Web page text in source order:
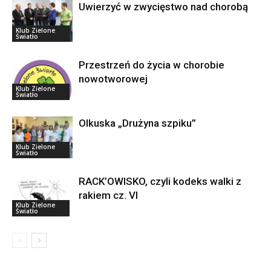
Klub Zielone
Światło
Uwierzyć w zwycięstwo nad chorobą
Klub Zielone
Światło
Przestrzeń do życia w chorobie
nowotworowej
Klub Zielone
Światło
Olkuska „Drużyna szpiku”
Klub Zielone
Światło
RACK’OWISKO, czyli kodeks walki z
rakiem cz. VI